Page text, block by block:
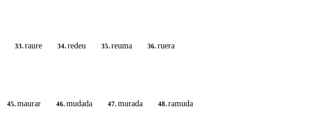
33.raure 34.redeu 35.reuma 36.ruera
45.maurar 46.mudada 47.murada 48.ramuda